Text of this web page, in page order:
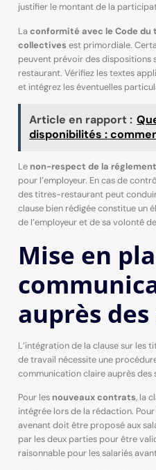
justifier le montant de la
Laconformité avec le Code
collectives est primordiale.
peuvent prévoir des dispositions
restaurant. Vérifiez les textes
et intégrez les éventuelles
Article en rapport :
disponibilités :
Le non-respect de la
pour l’employeur. En cas de
des titres-restaurant peut
clause bien rédigée constitue un
de l’employeur et de sa volonté
Mise en
auprès
L’intégration de la clause sur
de travail nécessite une
communication claire auprès des
Pour les nouveaux contrats, la
intégrée lors de la rédaction. Pour
avenant doit être proposé aux
par les deux parties pour être
raisonnable pour les salariés